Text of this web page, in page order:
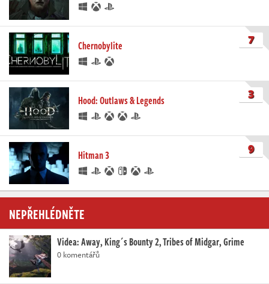
Chernobylite 7
Hood: Outlaws & Legends 3
Hitman 3 9
NEPŘEHLÉDNĚTE
Videa: Away, King´s Bounty 2, Tribes of Midgar, Grime
0 komentářů